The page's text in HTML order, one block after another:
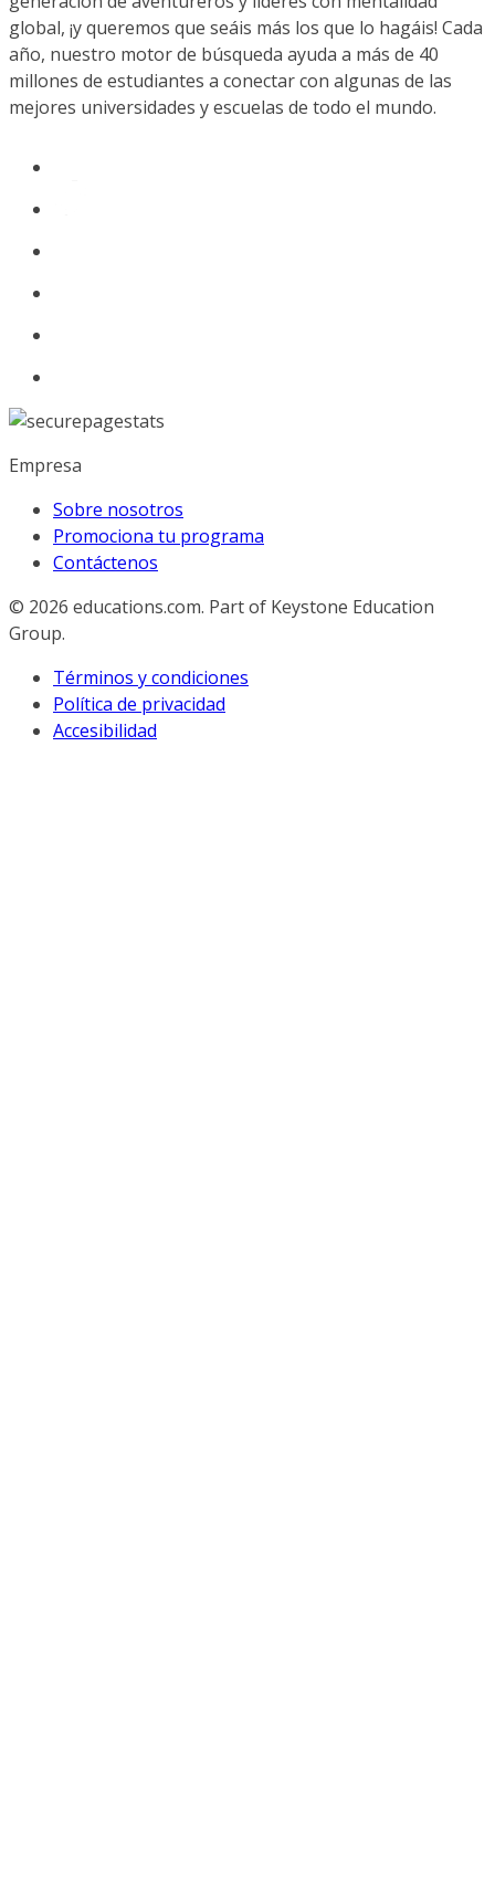
global, ¡y queremos que seáis más los que lo hagáis! Cada
año, nuestro motor de búsqueda ayuda a más de 40
millones de estudiantes a conectar con algunas de las
mejores universidades y escuelas de todo el mundo.
Empresa
Sobre nosotros
Promociona tu programa
Contáctenos
© 2026 educations.com. Part of Keystone Education
Group.
Términos y condiciones
Política de privacidad
Accesibilidad